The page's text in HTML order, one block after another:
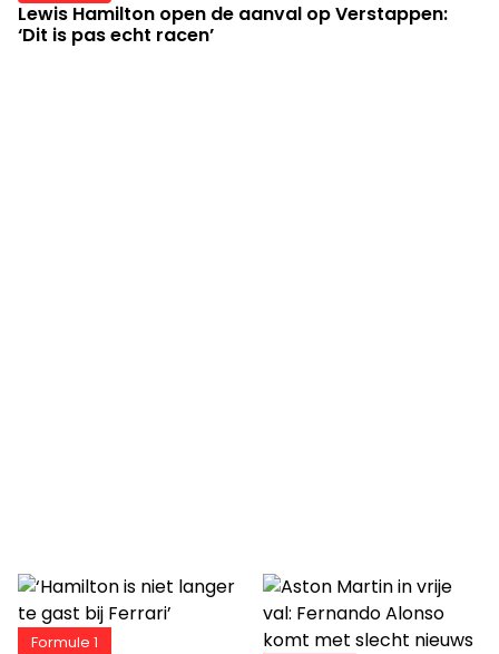
Lewis Hamilton open de aanval op Verstappen:
‘Dit is pas echt racen’
Formule 1